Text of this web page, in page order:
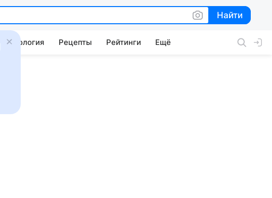
Найти
Найти
Психология Рецепты Рейтинги Ещё